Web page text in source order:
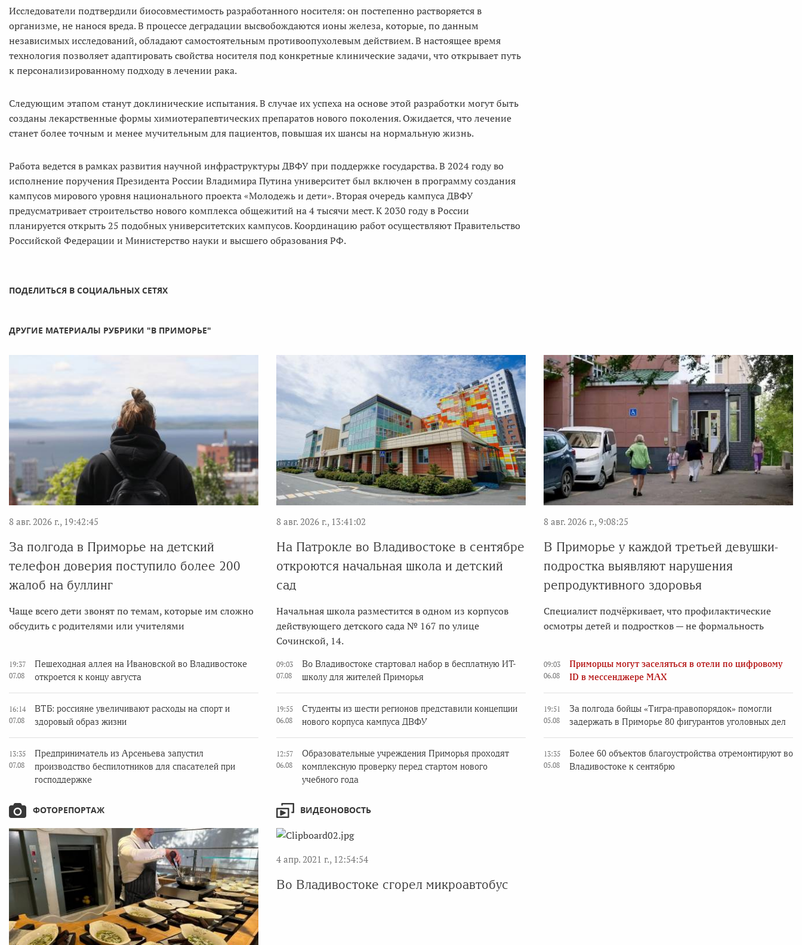
Исследователи подтвердили биосовместимость разработанного носителя: он постепенно растворяется в
организме, не нанося вреда. В процессе деградации высвобождаются ионы железа, которые, по данным
независимых исследований, обладают самостоятельным противоопухолевым действием. В настоящее время
технология позволяет адаптировать свойства носителя под конкретные клинические задачи, что открывает путь
к персонализированному подходу в лечении рака.
Следующим этапом станут доклинические испытания. В случае их успеха на основе этой разработки могут быть
созданы лекарственные формы химиотерапевтических препаратов нового поколения. Ожидается, что лечение
станет более точным и менее мучительным для пациентов, повышая их шансы на нормальную жизнь.
Работа ведется в рамках развития научной инфраструктуры ДВФУ при поддержке государства. В 2024 году во
исполнение поручения Президента России Владимира Путина университет был включен в программу создания
кампусов мирового уровня национального проекта «Молодежь и дети». Вторая очередь кампуса ДВФУ
предусматривает строительство нового комплекса общежитий на 4 тысячи мест. К 2030 году в России
планируется открыть 25 подобных университетских кампусов. Координацию работ осуществляют Правительство
Российской Федерации и Министерство науки и высшего образования РФ.
ПОДЕЛИТЬСЯ В СОЦИАЛЬНЫХ СЕТЯХ
ДРУГИЕ МАТЕРИАЛЫ РУБРИКИ "В ПРИМОРЬЕ"
8 авг. 2026 г., 19:42:45
За полгода в Приморье на детский
телефон доверия поступило более 200
жалоб на буллинг
Чаще всего дети звонят по темам, которые им сложно
обсудить с родителями или учителями
8 авг. 2026 г., 13:41:02
На Патрокле во Владивостоке в сентябре
откроются начальная школа и детский
сад
Начальная школа разместится в одном из корпусов
действующего детского сада № 167 по улице
Сочинской, 14.
8 авг. 2026 г., 9:08:25
В Приморье у каждой третьей девушки-
подростка выявляют нарушения
репродуктивного здоровья
Специалист подчёркивает, что профилактические
осмотры детей и подростков — не формальность
19:37
07.08
Пешеходная аллея на Ивановской во Владивостоке
откроется к концу августа
16:14
07.08
ВТБ: россияне увеличивают расходы на спорт и
здоровый образ жизни
13:35
07.08
Предприниматель из Арсеньева запустил
производство беспилотников для спасателей при
господдержке
09:03
07.08
Во Владивостоке стартовал набор в бесплатную ИТ-
школу для жителей Приморья
19:55
06.08
Студенты из шести регионов представили концепции
нового корпуса кампуса ДВФУ
12:57
06.08
Образовательные учреждения Приморья проходят
комплексную проверку перед стартом нового
учебного года
09:03
06.08
Приморцы могут заселяться в отели по цифровому
ID в мессенджере MAX
19:51
05.08
За полгода бойцы «Тигра-правопорядок» помогли
задержать в Приморье 80 фигурантов уголовных дел
13:35
05.08
Более 60 объектов благоустройства отремонтируют во
Владивостоке к сентябрю
ФОТОРЕПОРТАЖ ВИДЕОНОВОСТЬ
4 апр. 2021 г., 12:54:54
Во Владивостоке сгорел микроавтобус